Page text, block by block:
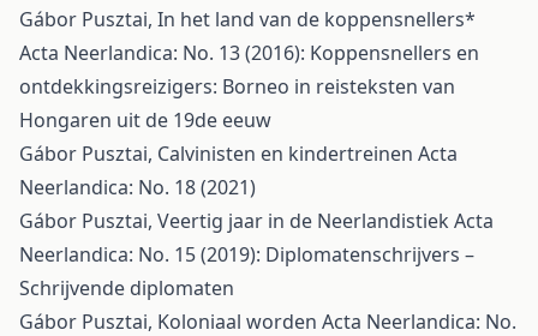
Gábor Pusztai, In het land van de koppensnellers*
Acta Neerlandica: No. 13 (2016): Koppensnellers en
ontdekkingsreizigers: Borneo in reisteksten van
Hongaren uit de 19de eeuw
Gábor Pusztai, Calvinisten en kindertreinen Acta
Neerlandica: No. 18 (2021)
Gábor Pusztai, Veertig jaar in de Neerlandistiek Acta
Neerlandica: No. 15 (2019): Diplomatenschrijvers –
Schrijvende diplomaten
Gábor Pusztai, Koloniaal worden Acta Neerlandica: No.